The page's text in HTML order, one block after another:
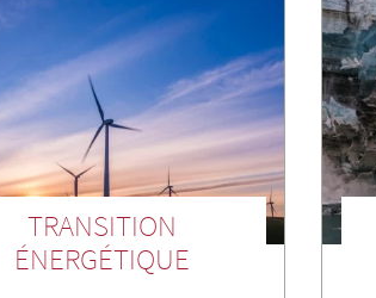
TRANSITION
ÉNERGÉTIQUE